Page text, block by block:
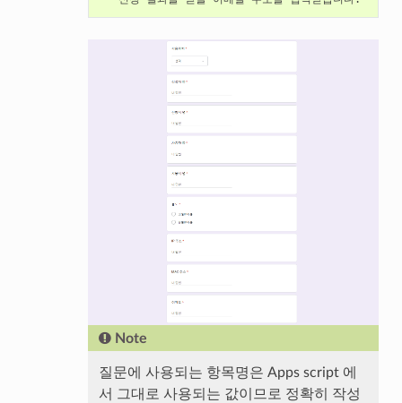
Note
질문에 사용되는 항목명은 Apps script 에
서 그대로 사용되는 값이므로 정확히 작성